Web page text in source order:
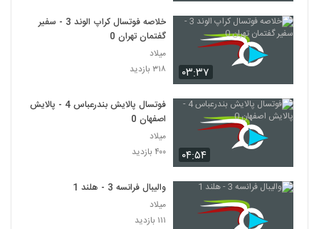
۰۳:۳۷
خلاصه فوتسال کراپ الوند 3 - سفیر
گفتمان تهران 0
میلاد
۳۱۸ بازدید
۰۴:۵۴
فوتسال پالایش بندرعباس 4 - پالایش
اصفهان 0
میلاد
۴۰۰ بازدید
والیبال فرانسه 3 - هلند 1
میلاد
۱۱۱ بازدید